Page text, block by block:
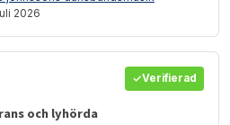
2026
Verifierad
och lyhörda